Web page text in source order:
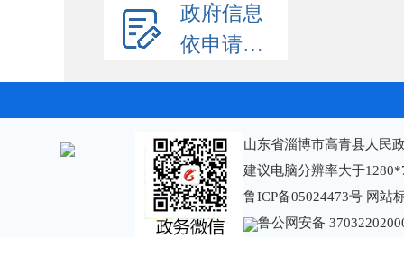
政府信息
依申请公开
山东省淄博市高青县人民
建议电脑分辨率大于
鲁ICP备05024473号 网站
鲁公网安备